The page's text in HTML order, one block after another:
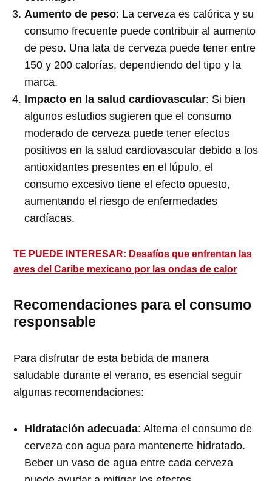
Aumento de peso: La cerveza es calórica y su
consumo frecuente puede contribuir al aumento
de peso. Una lata de cerveza puede tener entre
150 y 200 calorías, dependiendo del tipo y la
marca.
Impacto en la salud cardiovascular: Si bien
algunos estudios sugieren que el consumo
moderado de cerveza puede tener efectos
positivos en la salud cardiovascular debido a los
antioxidantes presentes en el lúpulo, el
consumo excesivo tiene el efecto opuesto,
aumentando el riesgo de enfermedades
cardíacas.
TE PUEDE INTERESAR: Desafíos que enfrentan las
aves del Caribe mexicano por las ondas de calor
Recomendaciones para el consumo
responsable
Para disfrutar de esta bebida de manera
saludable durante el verano, es esencial seguir
algunas recomendaciones:
Hidratación adecuada: Alterna el consumo de
cerveza con agua para mantenerte hidratado.
Beber un vaso de agua entre cada cerveza